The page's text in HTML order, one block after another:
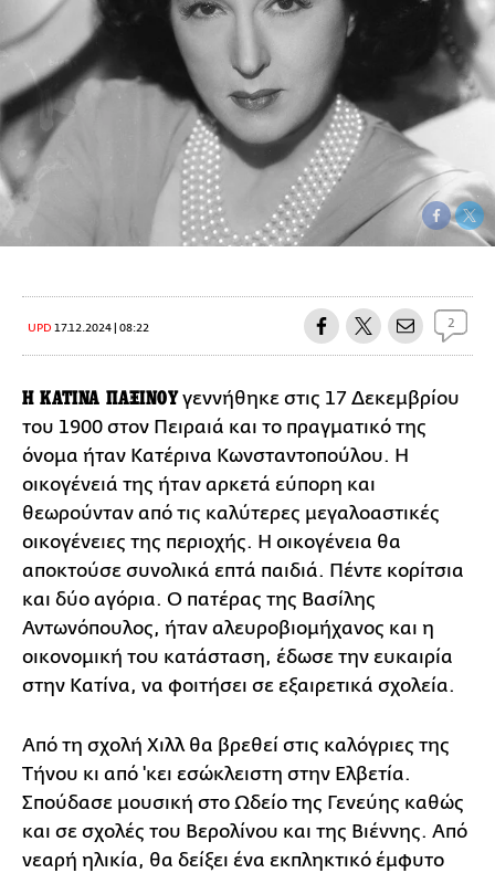
UPD 17.12.2024 | 08:22 2
Η ΚΑΤΙΝΑ ΠΑΞΙΝΟΥγεννήθηκε στις 17 Δεκεμβρίου
του 1900 στον Πειραιά και το πραγματικό της
όνομα ήταν Κατέρινα Κωνσταντοπούλου. Η
οικογένειά της ήταν αρκετά εύπορη και
θεωρούνταν από τις καλύτερες μεγαλοαστικές
οικογένειες της περιοχής. Η οικογένεια θα
αποκτούσε συνολικά επτά παιδιά. Πέντε κορίτσια
και δύο αγόρια. Ο πατέρας της Βασίλης
Αντωνόπουλος, ήταν αλευροβιομήχανος και η
οικονομική του κατάσταση, έδωσε την ευκαιρία
στην Κατίνα, να φοιτήσει σε εξαιρετικά σχολεία.
Από τη σχολή Χιλλ θα βρεθεί στις καλόγριες της
Τήνου κι από 'κει εσώκλειστη στην Ελβετία.
Σπούδασε μουσική στο Ωδείο της Γενεύης καθώς
και σε σχολές του Βερολίνου και της Βιέννης. Από
νεαρή ηλικία, θα δείξει ένα εκπληκτικό έμφυτο